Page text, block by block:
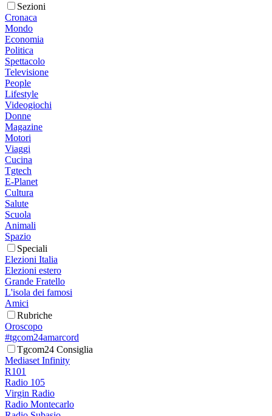
Sezioni
Cronaca
Mondo
Economia
Politica
Spettacolo
Televisione
People
Lifestyle
Videogiochi
Donne
Magazine
Motori
Viaggi
Cucina
Tgtech
E-Planet
Cultura
Salute
Scuola
Animali
Spazio
Speciali
Elezioni Italia
Elezioni estero
Grande Fratello
L'isola dei famosi
Amici
Rubriche
Oroscopo
#tgcom24amarcord
Tgcom24 Consiglia
Mediaset Infinity
R101
Radio 105
Virgin Radio
Radio Montecarlo